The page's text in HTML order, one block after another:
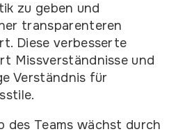
zu geben und
transparenteren
Diese verbesserte
Missverständnisse und
Verständnis für
des Teams wächst durch